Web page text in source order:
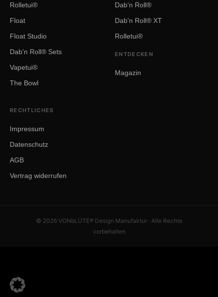
Rolletui®
Float
Float Studio
Dab'n Roll® Sets
Vapetui®
The Bowl
Dab'n Roll®
Dab'n Roll® XT
Rolletui®
ENTDECKEN
Magazin
RECHTLICHES
Impressum
Datenschutz
AGB
Vertrag widerrufen
© 2026 VONbLÜTE® Design Manufaktur · Alle Rechte
vorbehalten